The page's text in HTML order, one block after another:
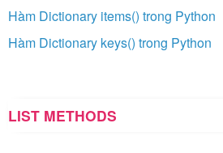
Hàm Dictionary items() trong Python
Hàm Dictionary keys() trong Python
LIST METHODS